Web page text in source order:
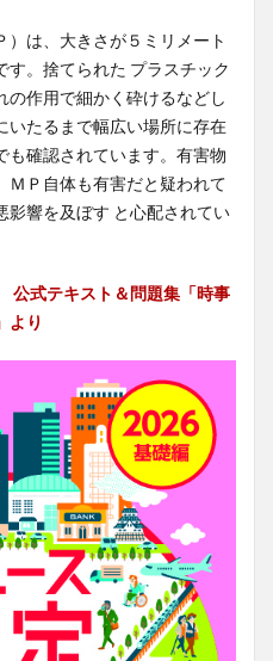
は、大きさが５ミリメート
す。捨てられた プラスチック
の作用で細かく砕けるなどし
いたるまで幅広い場所に存在
も確認されています。有害物
ＭＰ自体も有害だと疑われて
影響を及ぼす と心配されてい
公式テキスト＆問題集「時事
より